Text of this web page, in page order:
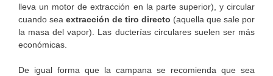
lleva un motor de extracción en la parte superior), y circular
cuando sea extracción de tiro directo (aquella que sale por
la masa del vapor). Las ducterías circulares suelen ser más
económicas.
De igual forma que la campana se recomienda que sea